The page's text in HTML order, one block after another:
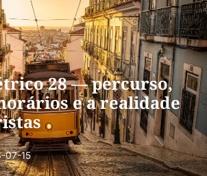
28 — percurso,
e a realidade
07-15